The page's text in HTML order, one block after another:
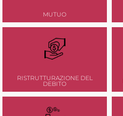
MUTUO
RISTRUTTURAZIONE DEL
DEBITO